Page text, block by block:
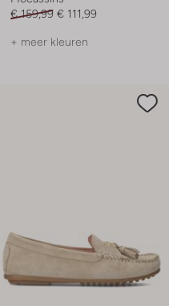
€ 159,99 € 111,99
+ meer kleuren